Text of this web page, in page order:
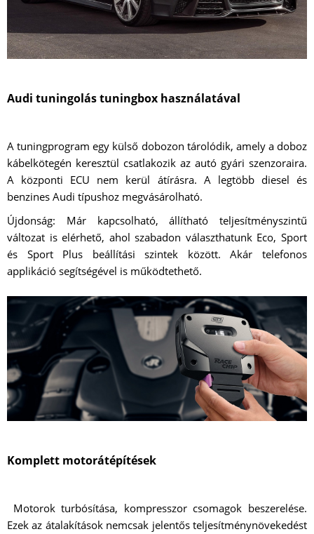
Audi tuningolás tuningbox használatával
A tuningprogram egy külső dobozon tárolódik, amely a doboz
kábelkötegén keresztül csatlakozik az autó gyári szenzoraira.
A központi ECU nem kerül átírásra. A legtöbb diesel és
benzines Audi típushoz megvásárolható.
Újdonság: Már kapcsolható, állítható teljesítményszintű
változat is elérhető, ahol szabadon választhatunk Eco, Sport
és Sport Plus beállítási szintek között. Akár telefonos
applikáció segítségével is működtethető.
Komplett motorátépítések
Motorok turbósítása, kompresszor csomagok beszerelése.
Ezek az átalakítások nemcsak jelentős teljesítménynövekedést